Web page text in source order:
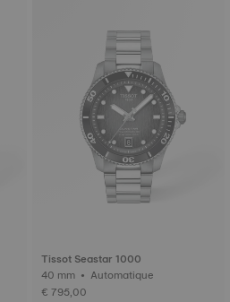
Tissot Seastar 1000
40 mm • Automatique
€ 795,00